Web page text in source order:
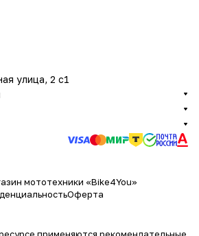
улица, 2 с1
мототехники «Bike4You»
Оферта